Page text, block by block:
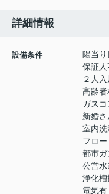
詳細情報
設備条件
陽当
保証人
２人
高齢者
ガス
新婚
室内
フロ
都市ガ
公営水
浄化槽
電気有